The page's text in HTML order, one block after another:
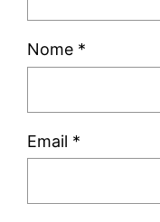
Nome *
Email *